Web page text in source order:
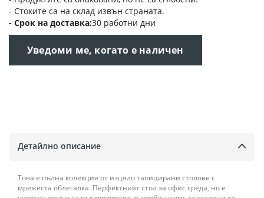
- Стоките са на склад извън страната.
Срок на доставка 30 работни дни
Уведоми ме, когато е наличен
Детайлно описание
Това е пълна колекция от изцяло тапицирани столове с
мрежеста облегалка. Перфектният стол за офис среда, но е